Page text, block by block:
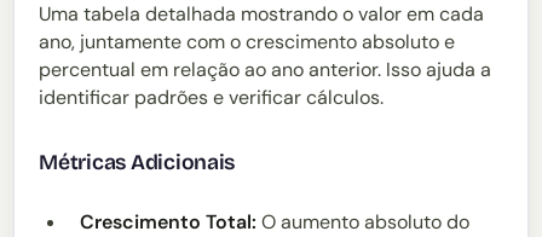
Uma tabela detalhada mostrando o valor em cada
ano, juntamente com o crescimento absoluto e
percentual em relação ao ano anterior. Isso ajuda a
identificar padrões e verificar cálculos.
Métricas Adicionais
Crescimento Total: O aumento absoluto do